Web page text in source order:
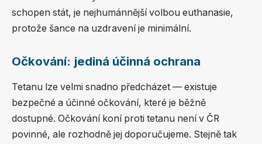
schopen stát, je nejhumánnější volbou euthanasie,
protože šance na uzdravení je minimální.
Očkování: jediná účinná ochrana
Tetanu lze velmi snadno předcházet — existuje
bezpečné a účinné očkování, které je běžně
dostupné. Očkování koní proti tetanu není v ČR
povinné, ale rozhodně jej doporučujeme. Stejně tak